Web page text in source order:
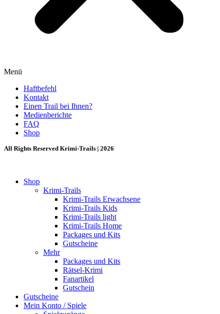
Menü
Haftbefehl
Kontakt
Einen Trail bei Ihnen?
Medienberichte
FAQ
Shop
All Rights Reserved Krimi-Trails | 2026
Shop
Krimi-Trails
Krimi-Trails Erwachsene
Krimi-Trails Kids
Krimi-Trails light
Krimi-Trails Home
Packages und Kits
Gutscheine
Mehr
Packages und Kits
Rätsel-Krimi
Fanartikel
Gutschein
Gutscheine
Mein Konto / Spiele